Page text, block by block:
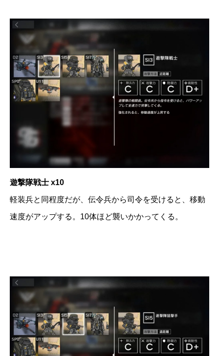
遊撃隊戦士 x10
軽装兵と同程度だが、伝令兵から司令を受けると、移動
速度がアップする。10体ほど襲いかかってくる。